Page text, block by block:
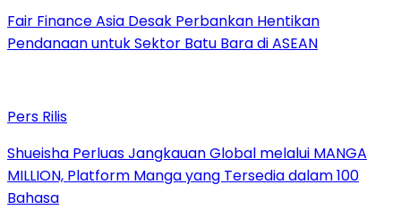
Fair Finance Asia Desak Perbankan Hentikan
Pendanaan untuk Sektor Batu Bara di ASEAN
Pers Rilis
Shueisha Perluas Jangkauan Global melalui MANGA
MILLION, Platform Manga yang Tersedia dalam 100
Bahasa